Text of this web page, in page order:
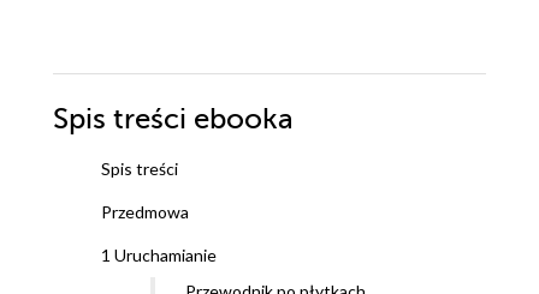
Spis treści ebooka
Spis treści
Przedmowa
1 Uruchamianie